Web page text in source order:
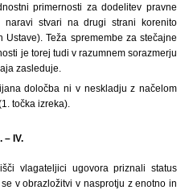
primernosti za dodelitev pravne
stvari na drugi strani korenito
Teža spremembe za stečajne
je torej tudi v razumnem sorazmerju
zasleduje.
določba ni v neskladju z načelom
točka izreka).
– IV.
vlagateljici ugovora priznali status
v obrazložitvi v nasprotju z enotno in